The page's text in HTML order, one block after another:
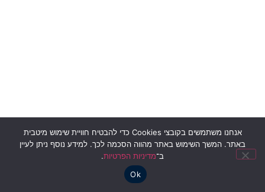
אנחנו משתמשים בקובצי Cookies כדי להבטיח חוויית שימוש מיטבית
באתר. המשך השימוש באתר מהווה הסכמה לכך. למידע נוסף ניתן לעיין
ב־מדיניות הפרטיות.
Ok